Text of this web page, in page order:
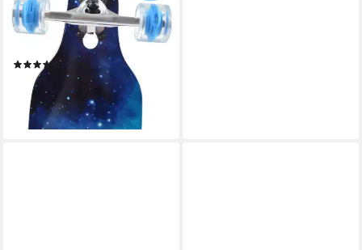
Longboard 36", gefertigt aus
8 Holzlagen in angesagtem
TwinTip-Shape
(3)
79,99 €
lieferbar - in 5-6 Werktagen bei dir